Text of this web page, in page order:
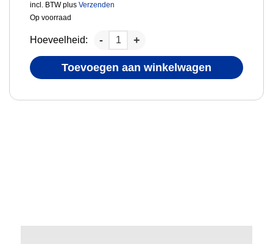
incl. BTW plusVerzenden
Op voorraad
Hoeveelheid:
Toevoegen aan winkelwagen